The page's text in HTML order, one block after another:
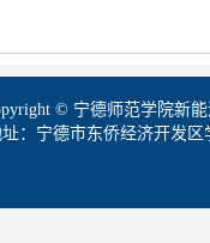
© 宁德师范学院新
：宁德市东侨经济开发